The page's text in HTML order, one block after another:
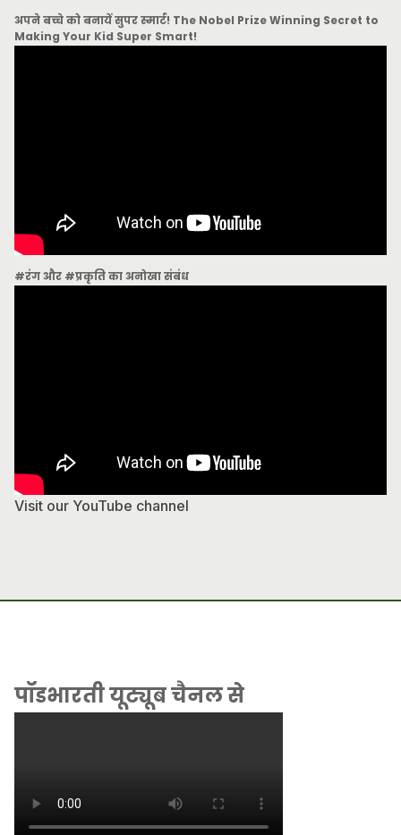
अपने बच्चे को बनायें सुपर स्मार्ट! The Nobel Prize Winning Secret to
Making Your Kid Super Smart!
#रंग और #प्रकृति का अनोखा संबंध
Visit our YouTube channel
पॉडभारती यूट्यूब चैनल से